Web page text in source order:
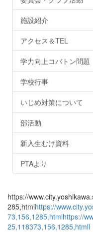
施設紹介
アクセス＆TEL
学力向上コバトン問題
学校行事
いじめ対策について
部活動
新入生むけ資料
PTAより
https://
285,htmlhttps://
73,156,1285,htmlhttps://
25,118373,156,1285,htmll